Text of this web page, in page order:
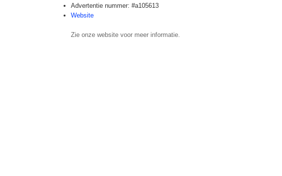
Advertentie nummer: #a105613
Website
Zie onze website voor meer informatie.